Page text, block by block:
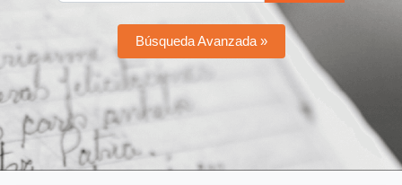
Búsqueda Avanzada »